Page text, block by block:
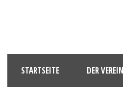
STARTSEITE DER VEREIN